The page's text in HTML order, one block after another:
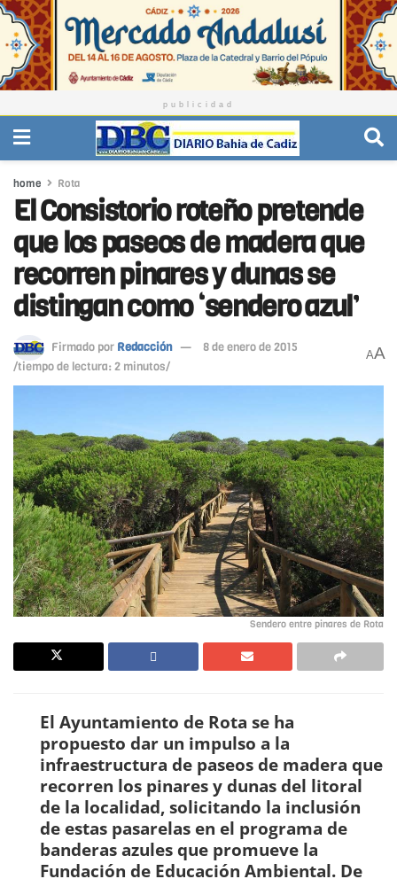
publicidad
home Rota
El Consistorio roteño pretende
que los paseos de madera que
recorren pinares y dunas se
distingan como ‘sendero azul’
Firmado por Redacción
8 de enero de 2015
/tiempo de lectura: 2 minutos/
AA
Sendero entre pinares de Rota
El Ayuntamiento de Rota se ha
propuesto dar un impulso a la
infraestructura de paseos de madera que
recorren los pinares y dunas del litoral
de la localidad, solicitando la inclusión
de estas pasarelas en el programa de
banderas azules que promueve la
Fundación de Educación Ambiental. De